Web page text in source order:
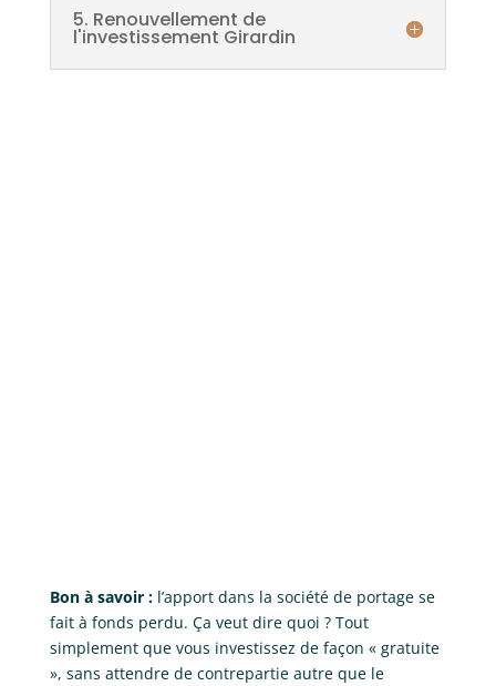
5. Renouvellement de
l'investissement Girardin
Bon à savoir :l’apport dans la société de portage se
fait à fonds perdu. Ça veut dire quoi ? Tout
simplement que vous investissez de façon « gratuite
», sans attendre de contrepartie autre que le